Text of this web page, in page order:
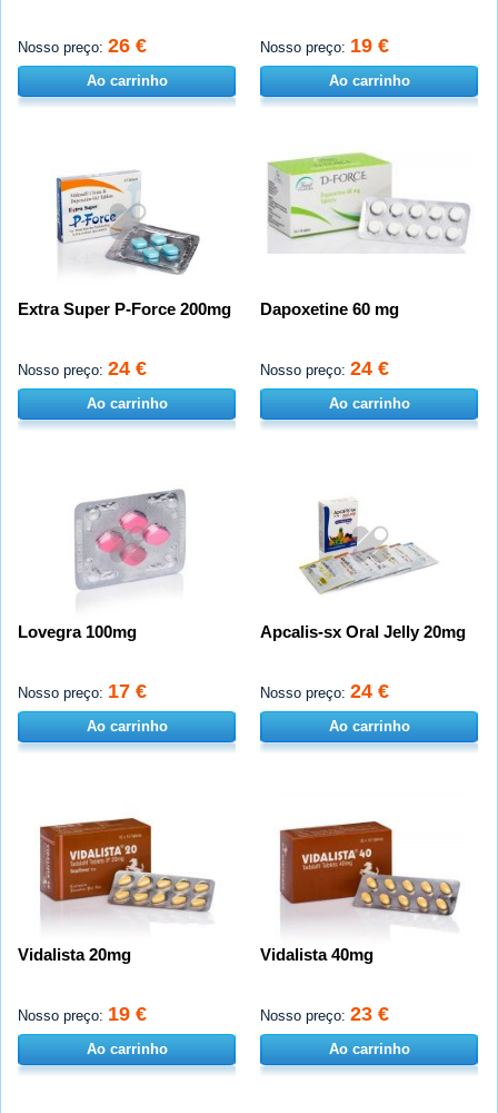
Nosso preço: 26 €
Ao carrinho
Nosso preço: 19 €
Ao carrinho
Extra Super P-Force 200mg
Nosso preço: 24 €
Ao carrinho
Dapoxetine 60 mg
Nosso preço: 24 €
Ao carrinho
Lovegra 100mg
Nosso preço: 17 €
Ao carrinho
Apcalis-sx Oral Jelly 20mg
Nosso preço: 24 €
Ao carrinho
Vidalista 20mg
Nosso preço: 19 €
Ao carrinho
Vidalista 40mg
Nosso preço: 23 €
Ao carrinho